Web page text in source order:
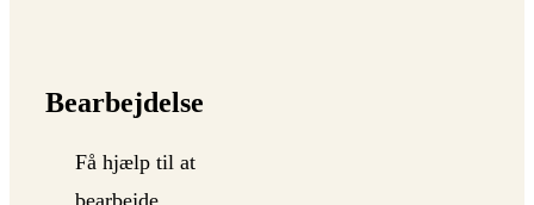
Bearbejdelse
Få hjælp til at
bearbejde